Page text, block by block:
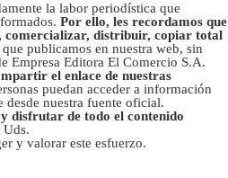
la labor periodística que
Por ello, les recordamos que
comercializar, distribuir, copiar total
que publicamos en nuestra web, sin
Empresa Editora El Comercio S.A.
el enlace de nuestras
puedan acceder a información
desde nuestra fuente oficial.
disfrutar de todo el contenido
Uds.
y valorar este esfuerzo.